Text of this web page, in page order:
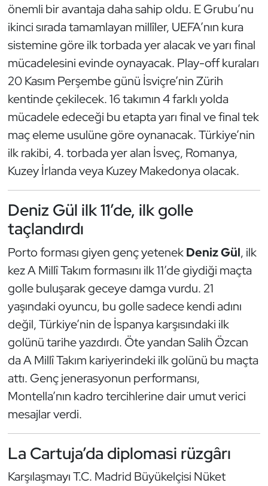
önemli bir avantaja daha sahip oldu. E Grubu’nu
ikinci sırada tamamlayan millîler, UEFA’nın kura
sistemine göre ilk torbada yer alacak ve yarı final
mücadelesini evinde oynayacak. Play-off kuraları
20 Kasım Perşembe günü İsviçre’nin Zürih
kentinde çekilecek. 16 takımın 4 farklı yolda
mücadele edeceği bu etapta yarı final ve final tek
maç eleme usulüne göre oynanacak. Türkiye’nin
ilk rakibi, 4. torbada yer alan İsveç, Romanya,
Kuzey İrlanda veya Kuzey Makedonya olacak.
Deniz Gül ilk 11’de, ilk golle
taçlandırdı
Porto forması giyen genç yetenekDeniz Gül, ilk
kez A Millî Takım formasını ilk 11’de giydiği maçta
golle buluşarak geceye damga vurdu. 21
yaşındaki oyuncu, bu golle sadece kendi adını
değil, Türkiye’nin de İspanya karşısındaki ilk
golünü tarihe yazdırdı. Öte yandan Salih Özcan
da A Millî Takım kariyerindeki ilk golünü bu maçta
attı. Genç jenerasyonun performansı,
Montella’nın kadro tercihlerine dair umut verici
mesajlar verdi.
La Cartuja’da diplomasi rüzgârı
Karşılaşmayı T.C. Madrid Büyükelçisi Nüket
Kempo
Kick Boks
Kürek
Masa Tenisi
Modern Pentatlon
Motor Sporları
Okçuluk
Optimist
Oryantiring
Özel Sporcular
Paralimpik
Ragbi
Satranç
Sualtı Sporları